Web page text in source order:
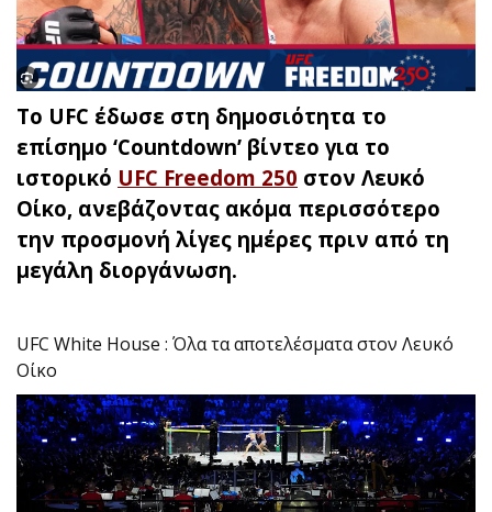
Το UFC έδωσε στη δημοσιότητα το
επίσημο ‘Countdown’ βίντεο για το
ιστορικό UFC Freedom 250 στον Λευκό
Οίκο, ανεβάζοντας ακόμα περισσότερο
την προσμονή λίγες ημέρες πριν από τη
μεγάλη διοργάνωση.
UFC White House : Όλα τα αποτελέσματα στον Λευκό
Οίκο